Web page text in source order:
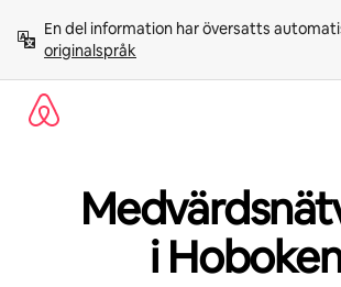
innehåll
En del information har översatts
originalspråk
i